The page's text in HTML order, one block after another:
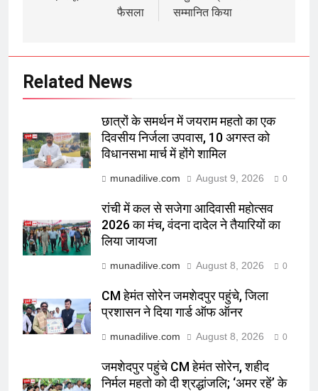
फैसला
सम्मानित किया
Related News
छात्रों के समर्थन में जयराम महतो का एक
दिवसीय निर्जला उपवास, 10 अगस्त को
विधानसभा मार्च में होंगे शामिल
munadilive.com August 9, 2026 0
रांची में कल से सजेगा आदिवासी महोत्सव
2026 का मंच, वंदना दादेल ने तैयारियों का
लिया जायजा
munadilive.com August 8, 2026 0
CM हेमंत सोरेन जमशेदपुर पहुंचे, जिला
प्रशासन ने दिया गार्ड ऑफ ऑनर
munadilive.com August 8, 2026 0
जमशेदपुर पहुंचे CM हेमंत सोरेन, शहीद
निर्मल महतो को दी श्रद्धांजलि; ‘अमर रहें’ के